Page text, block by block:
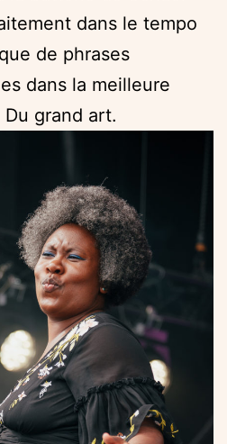
dans le tempo
de phrases
dans la meilleure
grand art.